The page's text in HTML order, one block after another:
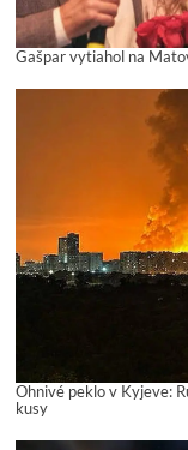
Gašpar vytiahol na
Ohnivé peklo v Kyjeve:
kusy